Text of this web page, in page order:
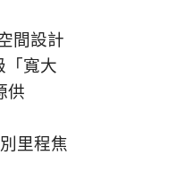
間設計
「寬大
供
里程焦